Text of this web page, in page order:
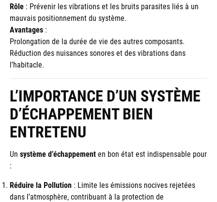
Rôle : Prévenir les vibrations et les bruits parasites liés à un
mauvais positionnement du système.
Avantages :
Prolongation de la durée de vie des autres composants.
Réduction des nuisances sonores et des vibrations dans
l’habitacle.
L’IMPORTANCE D’UN SYSTÈME
D’ÉCHAPPEMENT BIEN
ENTRETENU
Un système d’échappementen bon état est indispensable pour
:
Réduire la Pollution : Limite les émissions nocives rejetées
dans l’atmosphère, contribuant à la protection de